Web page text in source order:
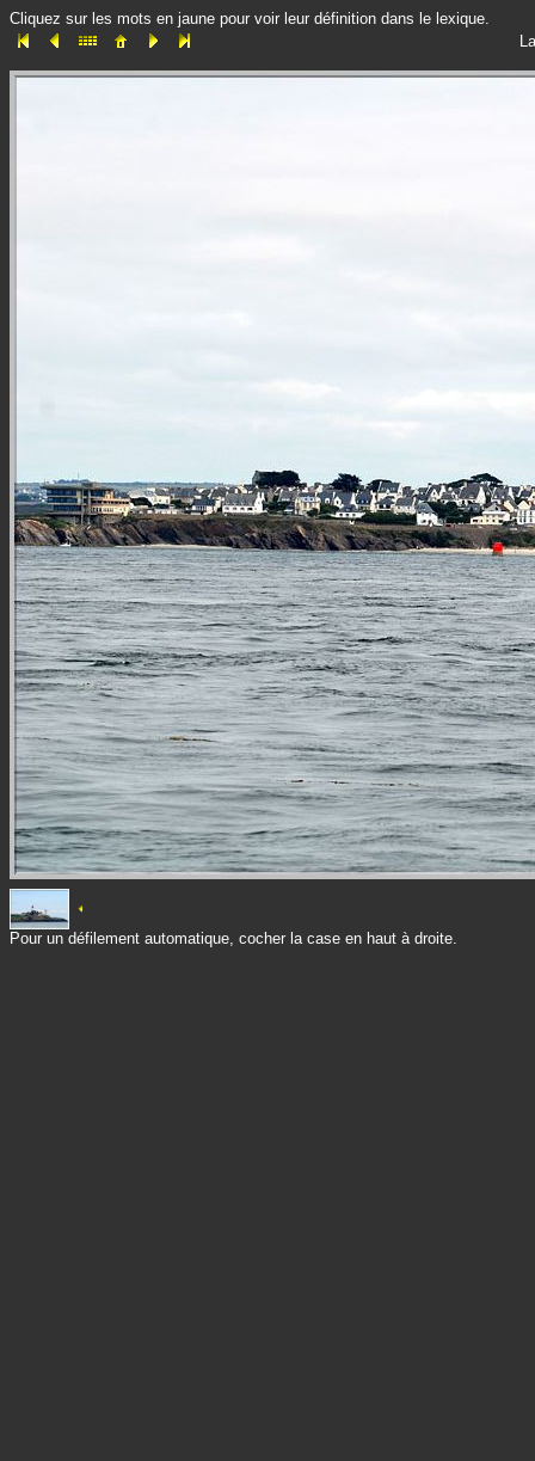
Cliquez sur les mots en jaune pour voir leur définition dans le lexique.
Pour un défilement automatique, cocher la case en haut à droite.